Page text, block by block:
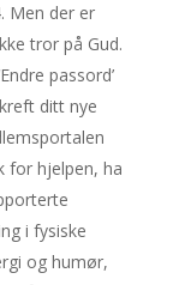
Men der er
tror på Gud.
passord’
ditt nye
for hjelpen, ha
i fysiske
og humør,